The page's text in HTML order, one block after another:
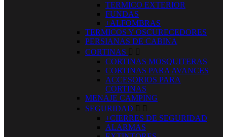
TERMICO EXTERIOR
FUNDAS
+ALFOMBRAS
TERMICOS Y OSCURECEDORES
PERSIANAS DE CABINA
CORTINAS  
CORTINAS MOSQUITERAS
CORTINAS PARA AVANCES
ACCESORIOS PARA
CORTINAS
MENAJE CAMPING
SEGURIDAD  
+CIERRES DE SEGURIDAD
ALARMAS